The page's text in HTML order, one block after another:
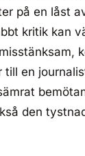
på en låst
kritik kan
till en
den